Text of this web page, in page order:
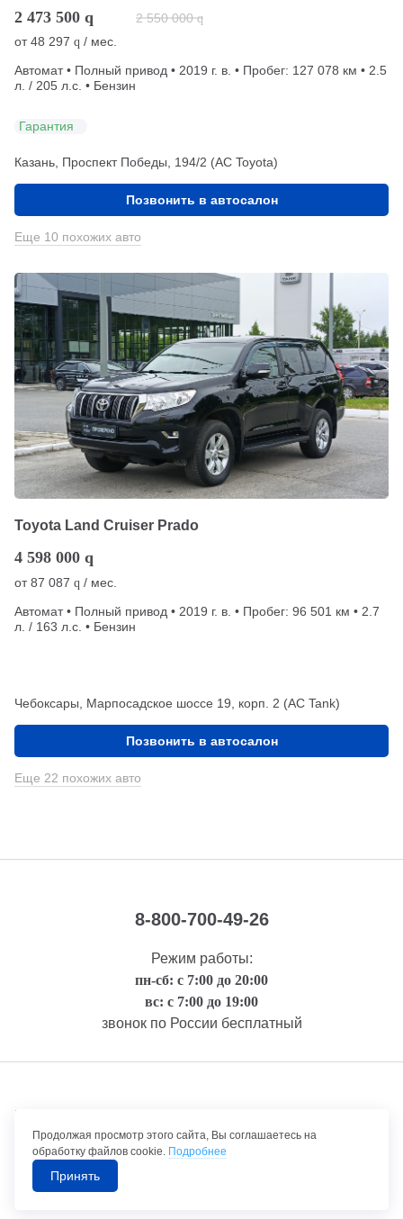
2 473 500 q 2 550 000 q
от48 297 q / мес.
Автомат • Полный привод • 2019 г. в. • Пробег: 127 078 км • 2.5
л. / 205 л.с. • Бензин
Гарантия
Казань, Проспект Победы, 194/2 (АС Toyota)
Позвонить в автосалон
Еще 10 похожих авто
Toyota Land Cruiser Prado
4 598 000 q
от87 087 q / мес.
Автомат • Полный привод • 2019 г. в. • Пробег: 96 501 км • 2.7
л. / 163 л.с. • Бензин
Чебоксары, Марпосадское шоссе 19, корп. 2 (АС Tank)
Позвонить в автосалон
Еще 22 похожих авто
8-800-700-49-26
Режим работы:
пн-сб: с 7:00 до 20:00
вс: с 7:00 до 19:00
звонок по России бесплатный
Правовая информация
©1992-2026 ТрансТехСервис – продажа и обслуживание автомобилей.
Продолжая просмотр этого сайта, Вы соглашаетесь на
обработку файлов cookie. Подробнее
Принять